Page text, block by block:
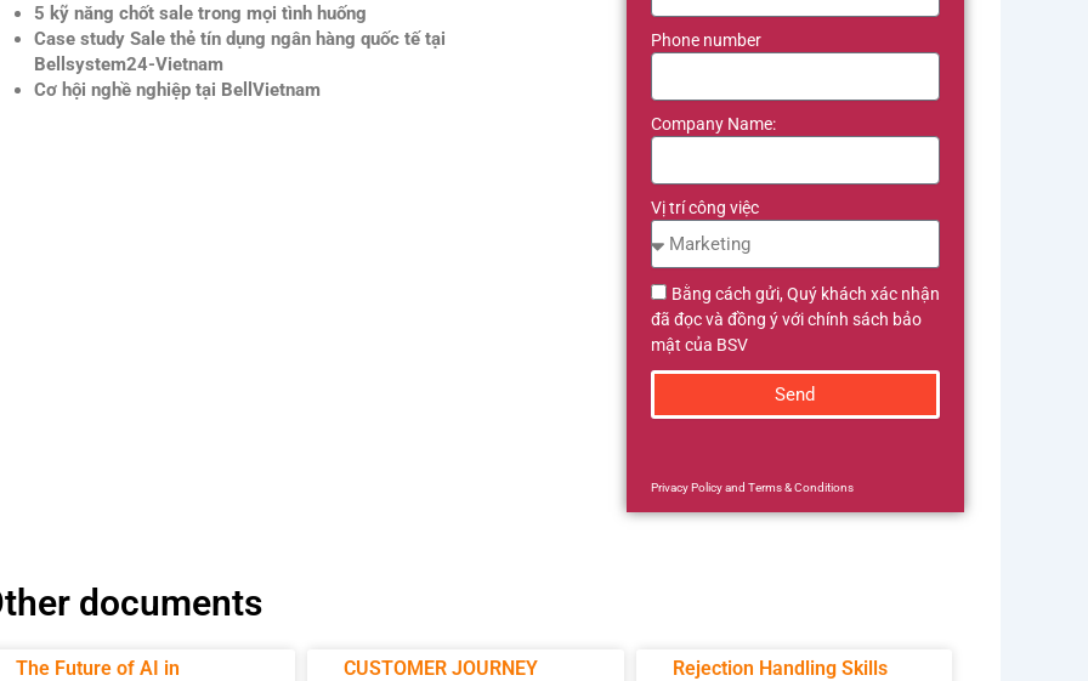
5 kỹ năng chốt sale trong mọi tình huống
Case study Sale thẻ tín dụng ngân hàng quốc tế tại
Bellsystem24-Vietnam
Cơ hội nghề nghiệp tại BellVietnam
Phone number
Company Name:
Vị trí công việc
Bằng cách gửi, Quý khách xác nhận
đã đọc và đồng ý với chính sách bảo
mật của BSV
Send
Privacy Policyand Terms & Conditions
documents
The Future of AI in
CUSTOMER JOURNEY
Rejection Handling Skills
& Conditions